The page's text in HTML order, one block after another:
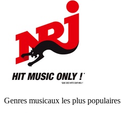
Genres musicaux les plus populaires